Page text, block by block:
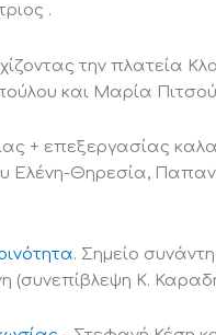
.
την πλατεία
και Μαρία
+ επεξεργασίας
Θηρεσία,
. Σημείο
(συνεπίβλεψη Κ.